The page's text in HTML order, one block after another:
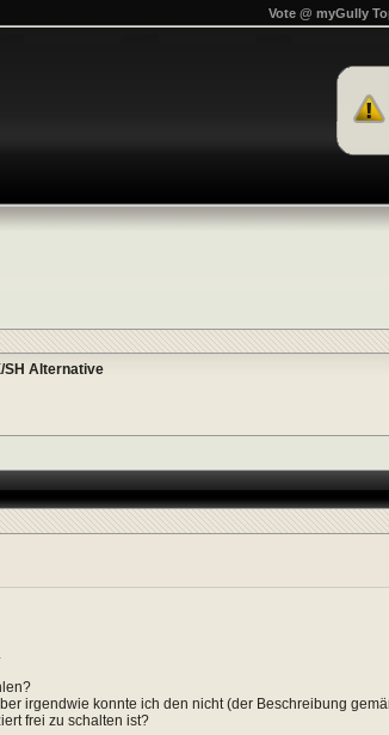
Vote @ myGully
SH Alternative
irgendwie konnte ich den nicht (der Beschreibung
frei zu schalten ist?